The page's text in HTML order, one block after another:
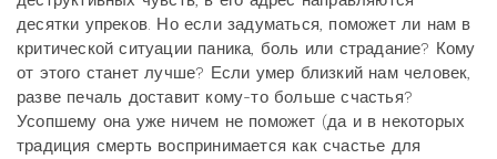
десятки упреков. Но если задуматься, поможет ли нам в
критической ситуации паника, боль или страдание? Кому
от этого станет лучше? Если умер близкий нам человек,
разве печаль доставит кому-то больше счастья?
Усопшему она уже ничем не поможет (да и в некоторых
традиция смерть воспринимается как счастье для